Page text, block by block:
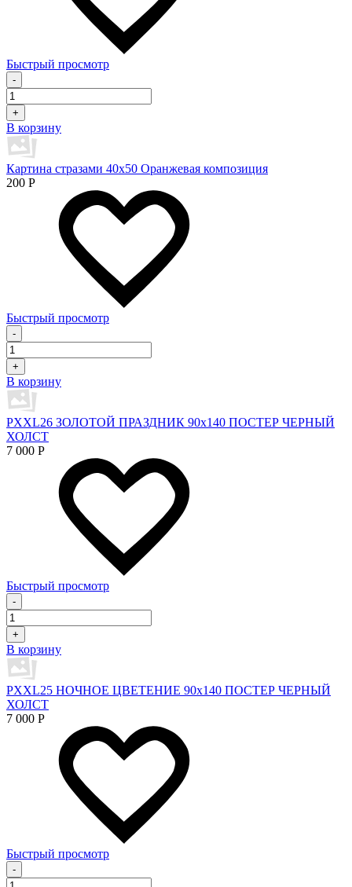
Быстрый просмотр
-
+
В корзину
Картина стразами 40х50 Оранжевая композиция
200 Р
Быстрый просмотр
-
+
В корзину
PXXL26 ЗОЛОТОЙ ПРАЗДНИК 90x140 ПОСТЕР ЧЕРНЫЙ
ХОЛСТ
7 000 Р
Быстрый просмотр
-
+
В корзину
PXXL25 НОЧНОЕ ЦВЕТЕНИЕ 90x140 ПОСТЕР ЧЕРНЫЙ
ХОЛСТ
7 000 Р
Быстрый просмотр
-